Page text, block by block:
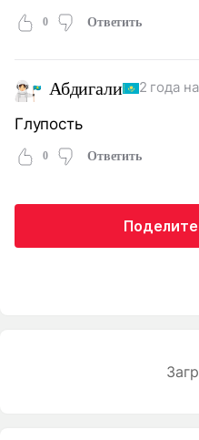
0 Ответить
Абдигали 2 года
Глупость
0 Ответить